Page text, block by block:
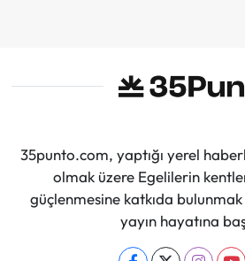
35punto.com, yaptığı yerel
olmak üzere Egelilerin
güçlenmesine katkıda bulunmak
yayın hayatına